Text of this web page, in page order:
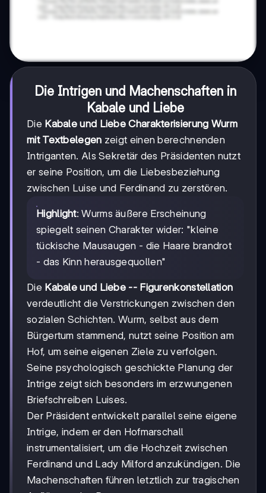
Die Intrigen und Machenschaften in
Kabale und Liebe
Die Kabale und Liebe Charakterisierung Wurm
mit Textbelegen zeigt einen berechnenden
Intriganten. Als Sekretär des Präsidenten nutzt
er seine Position, um die Liebesbeziehung
zwischen Luise und Ferdinand zu zerstören.
Highlight: Wurms äußere Erscheinung
spiegelt seinen Charakter wider: "kleine
tückische Mausaugen - die Haare brandrot
- das Kinn herausgequollen"
Die Kabale und Liebe -- Figurenkonstellation
verdeutlicht die Verstrickungen zwischen den
sozialen Schichten. Wurm, selbst aus dem
Bürgertum stammend, nutzt seine Position am
Hof, um seine eigenen Ziele zu verfolgen.
Seine psychologisch geschickte Planung der
Intrige zeigt sich besonders im erzwungenen
Briefschreiben Luises.
Der Präsident entwickelt parallel seine eigene
Intrige, indem er den Hofmarschall
instrumentalisiert, um die Hochzeit zwischen
Ferdinand und Lady Milford anzukündigen. Die
Machenschaften führen letztlich zur tragischen